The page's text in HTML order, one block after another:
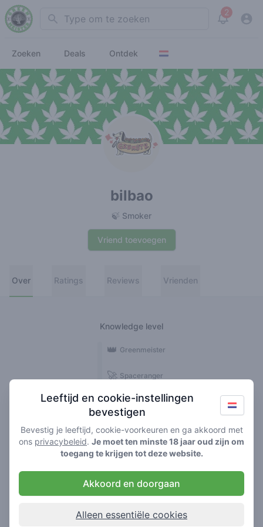
Search 2
View
Zoeken Deals Ontdek
bilbao
🍃 Smoker
Vriend toevoegen
Over Ratings Reviews Vrienden
Knowledge level
🍃 Smoker
🌱 Roller
🥦 Stoner
🚀 Spaceranger
👑 Greenmeister
Reviews
Leeftijd en cookie-instellingen
bevestigen
Bevestig je leeftijd, cookie-voorkeuren en ga akkoord met
ons privacybeleid. Je moet ten minste 18 jaar oud zijn om
toegang te krijgen tot deze website.
Akkoord en doorgaan
Alleen essentiële cookies